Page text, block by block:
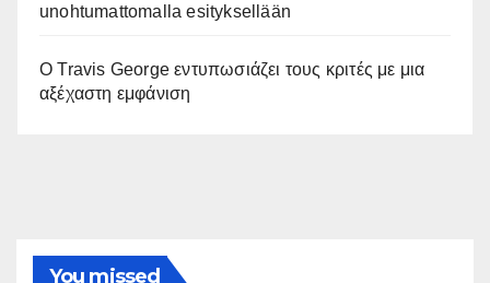
unohtumattomalla esityksellään
Ο Travis George εντυπωσιάζει τους κριτές με μια
αξέχαστη εμφάνιση
You missed